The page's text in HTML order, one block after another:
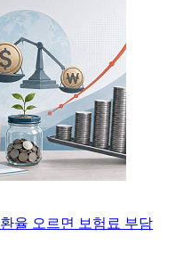
율 오르면 보험료 부담